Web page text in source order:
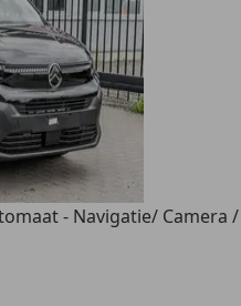
- Navigatie/ Camera /